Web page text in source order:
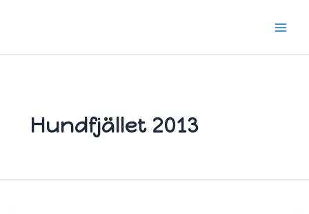
Hundfjället 2013